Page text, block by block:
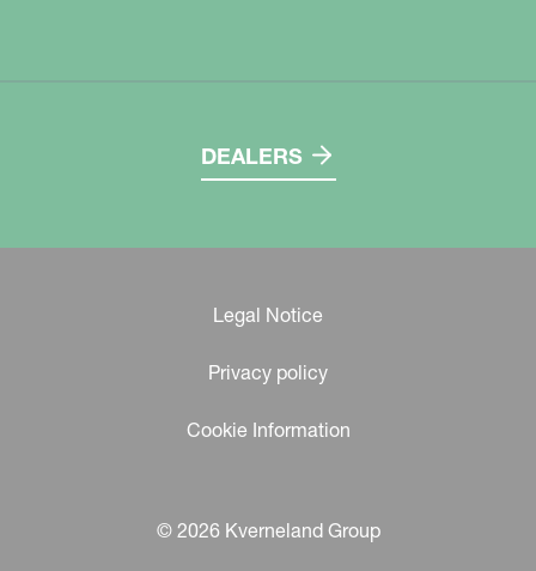
DEALERS
Legal Notice
Privacy policy
Cookie Information
© 2026 Kverneland Group